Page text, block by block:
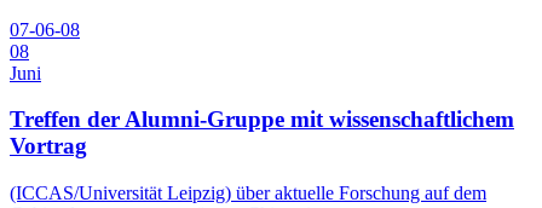
07-06-08
08
Juni
Treffen der Alumni-Gruppe mit wissenschaftlichem
Vortrag
(ICCAS/Universität Leipzig) über aktuelle Forschung auf dem